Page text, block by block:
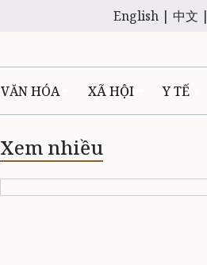
English | 中文 |
VĂN HÓA XÃ HỘI Y TẾ
Xem nhiều